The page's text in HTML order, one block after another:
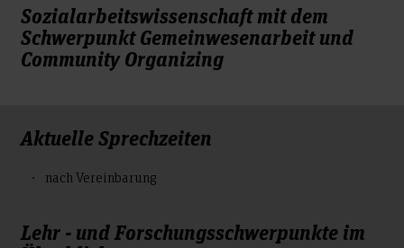
Sozialarbeitswissenschaft mit dem
Schwerpunkt Gemeinwesenarbeit und
Community Organizing
Aktuelle Sprechzeiten
nach Vereinbarung
Lehr - und Forschungsschwerpunkte im